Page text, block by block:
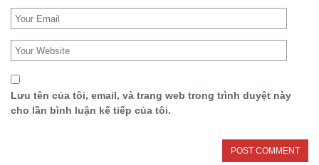
Lưu tên của tôi, email, và trang web trong trình duyệt này
cho lần bình luận kế tiếp của tôi.